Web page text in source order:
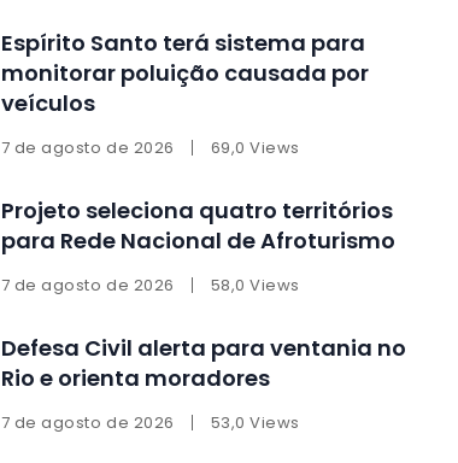
Espírito Santo terá sistema para
monitorar poluição causada por
veículos
7 de agosto de 2026 69,0 Views
Projeto seleciona quatro territórios
para Rede Nacional de Afroturismo
7 de agosto de 2026 58,0 Views
Defesa Civil alerta para ventania no
Rio e orienta moradores
7 de agosto de 2026 53,0 Views